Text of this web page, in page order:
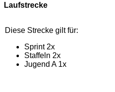
Laufstrecke
Diese Strecke gilt für:
Sprint 2x
Staffeln 2x
Jugend A 1x